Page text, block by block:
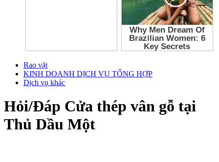
Rao vặt
KINH DOANH DỊCH VỤ TỔNG HỢP
Dịch vụ khác
Hỏi/Đáp Cửa thép vân gỗ tại
Thủ Dầu Một